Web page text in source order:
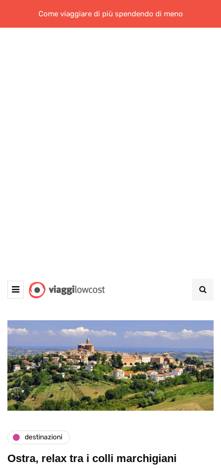
Come viaggiare di più spendendo di meno
destinazioni
Ostra, relax tra i colli marchigiani